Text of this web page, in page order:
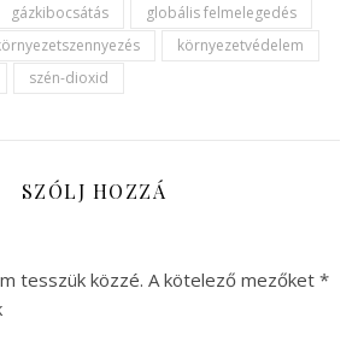
gázkibocsátás
globális felmelegedés
környezetvédelem
szén-dioxid
SZÓLJ HOZZÁ
tesszük közzé. A kötelező mezőket *